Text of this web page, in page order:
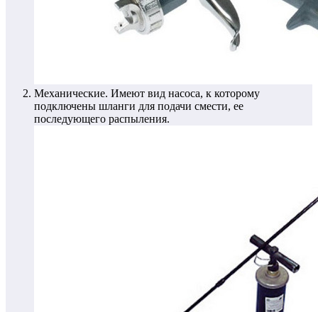
Механические. Имеют вид насоса, к которому
подключены шланги для подачи смести, ее
последующего распыления.